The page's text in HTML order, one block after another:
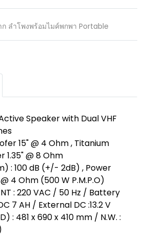
ลำโพงพร้อมไมค์พกพา Portable
Active Speaker with Dual VHF
15" @ 4 Ohm , Titanium
@ 8 Ohm
: 100 dB (+/- 2dB) , Power
4 Ohm (500 W P.M.P.O)
: 220 VAC / 50 Hz / Battery
7 AH / External DC :13.2 V
: 481 x 690 x 410 mm / N.W. :